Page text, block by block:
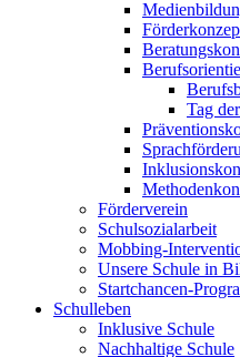
Tag
Förderverein
Schulsozialarbeit
Mobbing-
Unsere Schule in
Startchancen-
Schulleben
Inklusive Schule
Nachhaltige Schule